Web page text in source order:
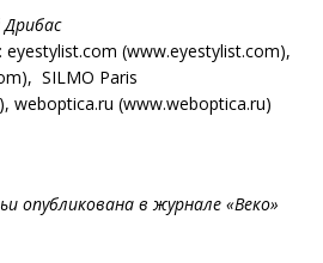
(www.eyestylist.com),
SILMO Paris
weboptica.ru (www.weboptica.ru)
опубликована в журнале «Веко»